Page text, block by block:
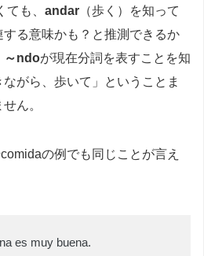
ても、 andar （歩く）を知って
る意味かも？と推測できるか
～ndoが現在分詞を表すことを知
がら、歩いて」ということま
ん。
の例でも同じことが言え
es muy buena.